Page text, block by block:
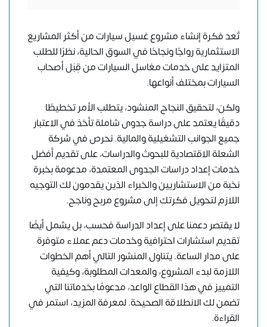
تُعد فكرة إنشاء مشروع غسيل سيارات من أكثر المشاريع
الاستثمارية رواجًا ونجاحًا في السوق الحالية، نظرًا للطلب
المتزايد على خدماتمغاسل السياراتمن قِبَل أصحاب
السيارات بمختلف أنواعها.
ولكن، لتحقيق النجاح المنشود، يتطلب الأمر تخطيطًا
دقيقًا يعتمد على دراسة جدوى شاملة تأخذ في الاعتبار
جميع الجوانب التشغيلية والمالية. نحرص فيشركة
الشعلة الاقتصادية للبحوث والدراسات، على تقديم أفضل
خدمات إعداد دراسات الجدوى المعتمدة، مدعومة بخبرة
نخبة من الاستشاريين والخبراء الذين يقدمون لك التوجيه
اللازم لتحويل فكرتك إلى مشروع مربح وناجح.
لا يقتصر دعمنا علىإعداد الدراسةفحسب، بل يشمل أيضًا
تقديم استشارات احترافية وخدمات دعم عملاء متوفرة
على مدار الساعة. يتناول المنشور التالي أهم الخطوات
اللازمة لبدء المشروع، والمعدات المطلوبة، وكيفية
التمييز في هذا القطاع الواعد، مدعومًا بخدماتنا التي
تضمن لك الانطلاقة الصحيحة. لمعرفة المزيد، استمر في
القراءة.